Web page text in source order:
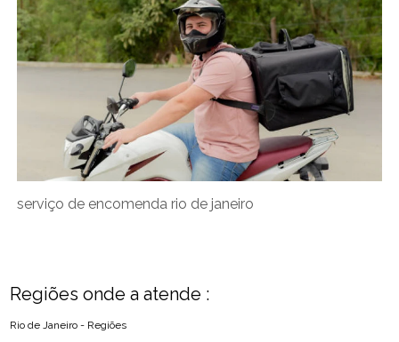
serviço de encomenda rio de janeiro
Regiões onde a atende :
Rio de Janeiro - Regiões